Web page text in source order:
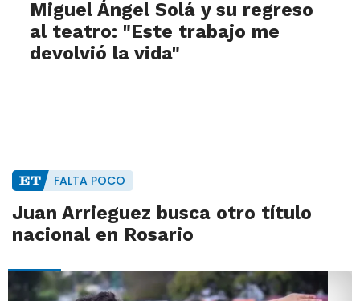
Miguel Ángel Solá y su regreso
al teatro: "Este trabajo me
devolvió la vida"
FALTA POCO
Juan Arrieguez busca otro título
nacional en Rosario